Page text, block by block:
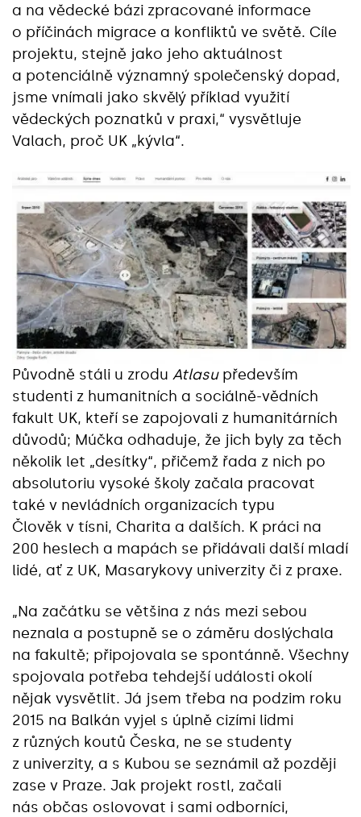
a na vědecké bázi zpracované informace
o příčinách migrace a konfliktů ve světě. Cíle
projektu, stejně jako jeho aktuálnost
a potenciálně významný společenský dopad,
jsme vnímali jako skvělý příklad využití
vědeckých poznatků v praxi,“ vysvětluje
Valach, proč UK „kývla“.
Původně stáli u zrodu Atlasupředevším
studenti z humanitních a sociálně-vědních
fakult UK, kteří se zapojovali z humanitárních
důvodů; Múčka odhaduje, že jich byly za těch
několik let „desítky“, přičemž řada z nich po
absolutoriu vysoké školy začala pracovat
také v nevládních organizacích typu
Člověk v tísni, Charita a dalších. K práci na
200 heslech a mapách se přidávali další mladí
lidé, ať z UK, Masarykovy univerzity či z praxe.
„Na začátku se většina z nás mezi sebou
neznala a postupně se o záměru doslýchala
na fakultě; připojovala se spontánně. Všechny
spojovala potřeba tehdejší události okolí
nějak vysvětlit. Já jsem třeba na podzim roku
2015 na Balkán vyjel s úplně cizími lidmi
z různých koutů Česka, ne se studenty
z univerzity, a s Kubou se seznámil až později
zase v Praze. Jak projekt rostl, začali
nás občas oslovovat i sami odborníci,